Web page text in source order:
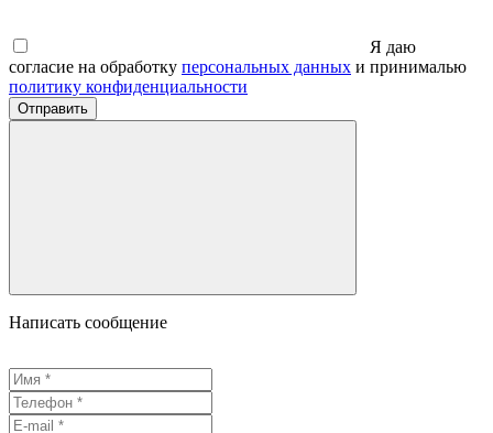
Я даю
согласие на обработку персональных данных и принималью
политику конфиденциальности
Отправить
Написать сообщение